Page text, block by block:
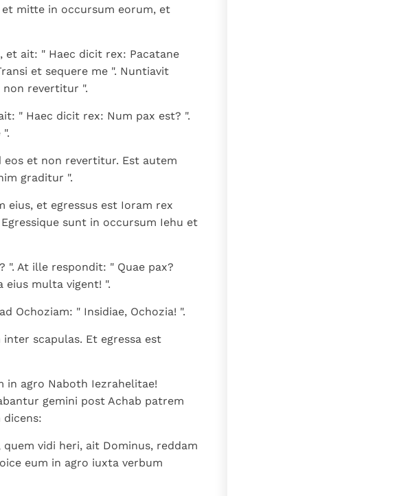
mitte in occursum eorum, et
ait: " Haec dicit rex: Pacatane
et sequere me ". Nuntiavit
non revertitur ".
" Haec dicit rex: Num pax est? ".
eos et non revertitur. Est autem
graditur ".
et egressus est Ioram rex
sunt in occursum Iehu et
". At ille respondit: " Quae pax?
multa vigent! ".
Ochoziam: " Insidiae, Ochozia! ".
scapulas. Et egressa est
in agro Naboth Iezrahelitae!
gemini post Achab patrem
dicens:
vidi heri, ait Dominus, reddam
eum in agro iuxta verbum